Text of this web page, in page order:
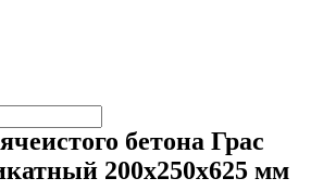
бетона Грас
200х250х625 мм